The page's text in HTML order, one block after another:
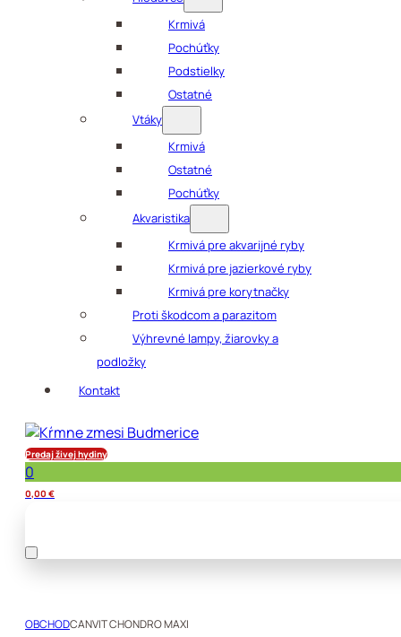
Krmivá
Pochúťky
Podstielky
Ostatné
Vtáky
Krmivá
Ostatné
Pochúťky
Akvaristika
Krmivá pre akvarijné ryby
Krmivá pre jazierkové ryby
Krmivá pre korytnačky
Proti škodcom a parazitom
Výhrevné lampy, žiarovky a
podložky
Kontakt
Predaj živej hydiny
0
0,00 €
OBCHODCANVIT CHONDRO MAXI